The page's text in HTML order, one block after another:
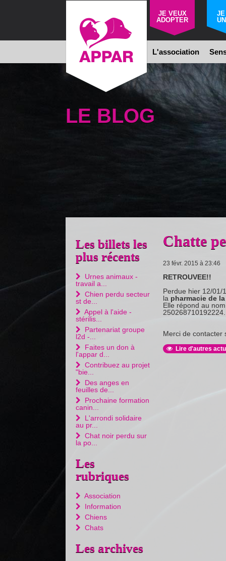
JE VEUX
ADOPTER
JE
L'association
LE BLOG
Les billets les
plus récents
Urnes animaux -
travail a...
Chien perdu secteur
st de...
Appel à l'aide -
stérilis...
Partenariat groupe
l2d -...
Faites un don à
l'appar d...
Contribuez au projet
"bie...
Des anges en
feuilles de...
Prochaine formation
canin...
L'arrondi solidaire
au pr...
Chat noir perdu sur
la po...
Les
rubriques
Association
Information
Chiens
Chats
Les archives
Chatte
23 févr. 2015 à 23:46
RETROUVEE!!
Perdue hier 12/01/
la pharmacie de la
Elle répond au
250268710192224.
Merci de
Lire d'autres